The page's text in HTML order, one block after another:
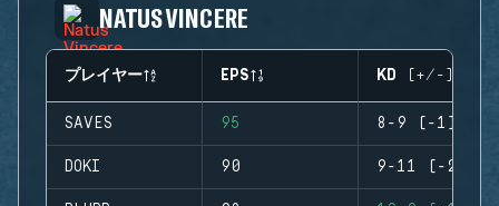
NATUS VINCERE
プレイヤー EPS KD (+/-)
SAVES 95 8-9 (-1)
DOKI 90 9-11 (-2)